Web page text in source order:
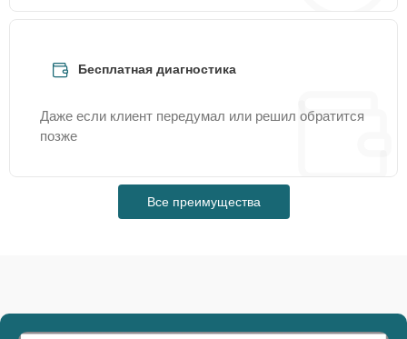
Бесплатная диагностика
Даже если клиент передумал или решил обратится
позже
Все преимущества